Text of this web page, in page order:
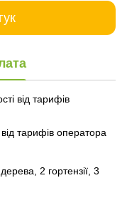
від тарифів
тарифів оператора
2 гортензії, 3